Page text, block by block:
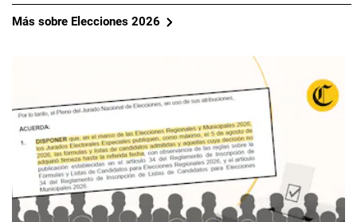
Más sobre Elecciones 2026